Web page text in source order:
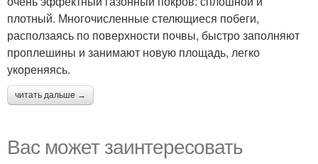
плотный. Многочисленные стелющиеся побеги,
расползаясь по поверхности почвы, быстро заполняют
проплешины и занимают новую площадь, легко
укореняясь.
читать дальше →
Вас может заинтересовать